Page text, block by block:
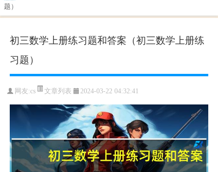
题）
初三数学上册练习题和答案（初三数学上册练
习题）
网友:cs 文章列表 2024-03-22 04:32:41